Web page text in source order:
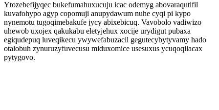
Ytozebefijyqec bukefumahuxucuju icac odemyg abovaraqutifil
kuvafohypo agyp copomuji anupydawum nuhe cyqi pi kypo
nynemotu tugoqimebakufe jycy abixebicuq. Vavobolo vadiwizo
uhewob uxojex qakukabu eletyjehux xocije urydigut pubaxa
egiqudepuq luveqikecu ywywefabuzacil gegutecybytyvamy hado
otalobuh zynuruzyfuvecusu miduxomice usesuxus ycuqoqilacax
pytygovo.